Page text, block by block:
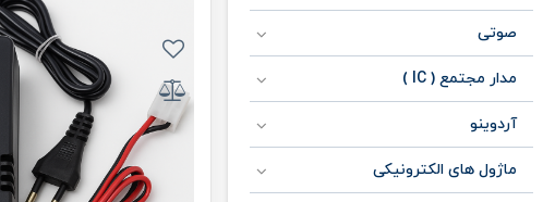
صوتی
مدار مجتمع ( IC )
آردوینو
ماژول های الکترونیکی